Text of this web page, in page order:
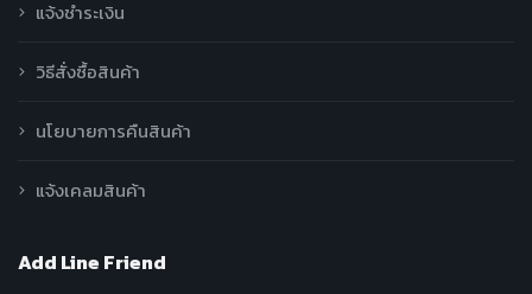
แจ้งชำระเงิน
วิธีสั่งซื้อสินค้า
นโยบายการคืนสินค้า
แจ้งเคลมสินค้า
Add Line Friend